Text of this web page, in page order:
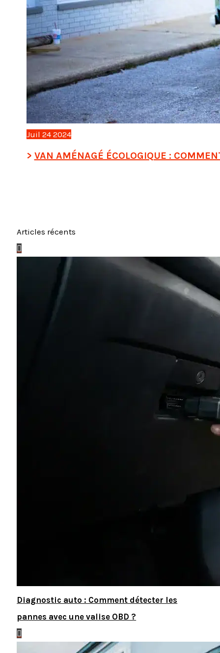
Juil 24 2024
VAN AMÉNAGÉ ÉCOLOGIQUE :
Articles récents
Diagnostic auto : Comment détecter les
pannes avec une valise OBD ?